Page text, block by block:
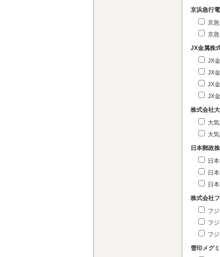
京浜急行
京
京
JX金属株
JX
JX
JX
JX
株式会社
大
大
日本郵政
日
日
日
株式会社
フ
フ
フ
雪印メグ